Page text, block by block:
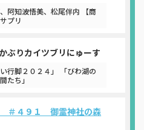
阿知波悟美、松尾伴内 【商
プリ
ぶりカイツブリにゅーす
行脚２０２４」 「びわ湖の
たち」
＃４９１ 御霊神社の森